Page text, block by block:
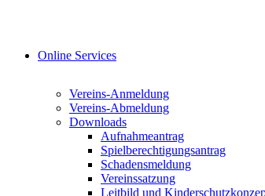
Online Services
Vereins-Anmeldung
Vereins-Abmeldung
Downloads
Aufnahmeantrag
Spielberechtigungsantrag
Schadensmeldung
Vereinssatzung
Leitbild und